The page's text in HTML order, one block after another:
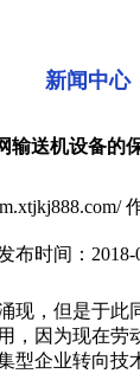
新闻中心
输送机设备的
布时间：2018-
但是于此
，因为现在
企业转向技